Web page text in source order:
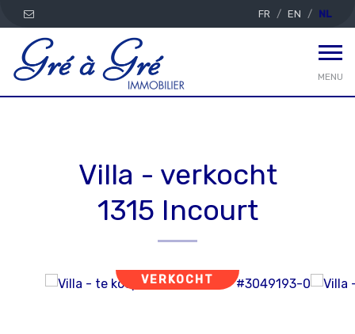
FR EN NL
MENU
Villa - verkocht
1315 Incourt
VERKOCHT